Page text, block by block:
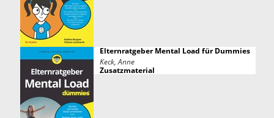
Elternratgeber Mental Load für Dummies
Keck, Anne
Zusatzmaterial